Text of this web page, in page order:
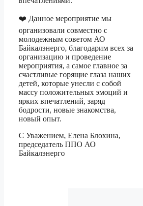
❤️ Данное мероприятие мы
организовали совместно с
молодежным советом АО
Байкалэнерго, благодарим всех за
организацию и проведение
мероприятия, а самое главное за
счастливые горящие глаза наших
детей, которые унесли с собой
массу положительных эмоций и
ярких впечатлений, заряд
бодрости, новые знакомства,
новый опыт.
С Уважением, Елена Блохина,
председатель ППО АО
Байкалэнерго